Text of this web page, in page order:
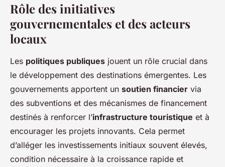
Rôle des initiatives
gouvernementales et des acteurs
locaux
Les politiques publiques jouent un rôle crucial dans
le développement des destinations émergentes. Les
gouvernements apportent un soutien financier via
des subventions et des mécanismes de financement
destinés à renforcer l’infrastructure touristique et à
encourager les projets innovants. Cela permet
d’alléger les investissements initiaux souvent élevés,
condition nécessaire à la croissance rapide et